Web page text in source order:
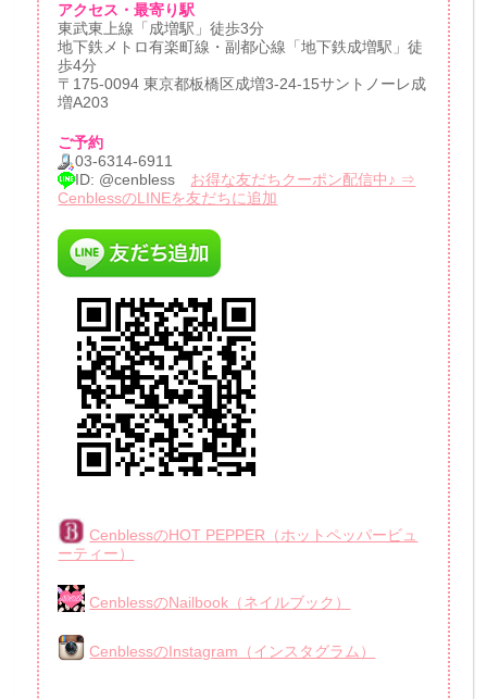
アクセス・最寄り駅
東武東上線「成増駅」徒歩3分
地下鉄メトロ有楽町線・副都心線「地下鉄成増駅」徒
歩4分
〒175-0094 東京都板橋区成増3-24-15サントノーレ成
増A203
ご予約
03-6314-6911
ID: @cenbless お得な友だちクーポン配信中♪ ⇒
CenblessのLINEを友だちに追加
CenblessのHOT PEPPER（ホットペッパービュ
ーティー）
CenblessのNailbook（ネイルブック）
CenblessのInstagram（インスタグラム）